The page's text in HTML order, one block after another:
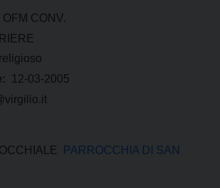
OFM CONV.
12-03-2005
PARROCCHIA DI SAN